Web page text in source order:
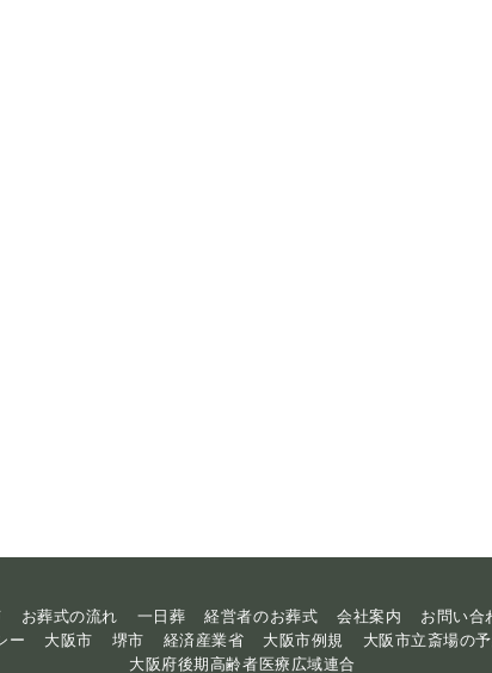
お葬式の流れ 一日葬 経営者のお葬式 会社案内 お問い合
ー 大阪市 堺市 経済産業省 大阪市例規 大阪市立斎場の
大阪府後期高齢者医療広域連合